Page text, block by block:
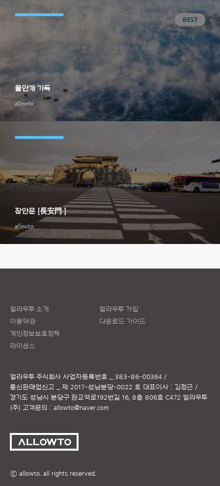
allowto
물안개 가득
allowto
장안문 [長安門 ]
얼라우투 소개
이용약관
개인정보보호정책
라이센스
얼라우투 가입
다운로드 가이드
얼라우투 주식회사 사업자등록번호 _ 383-86-00364 /
통신판매업신고 _ 제 2017-성남분당-0022 호 대표이사 : 김정근 /
경기도 성남시 분당구 판교역로192번길 16, 8층 806호 C472 얼라우투
(주) 고객문의 : allowto@naver.com
ⓒ allowto. all rights reserved.